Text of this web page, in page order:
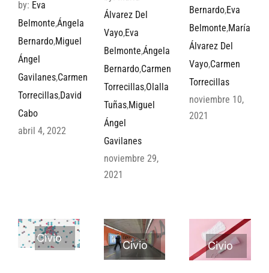
by: Eva
Belmonte,Ángela
Bernardo,Miguel
Ángel
Gavilanes,Carmen
Torrecillas,David
Cabo
abril 4, 2022
Álvarez Del
Vayo,Eva
Belmonte,Ángela
Bernardo,Carmen
Torrecillas,Olalla
Tuñas,Miguel
Ángel
Gavilanes
noviembre 29,
2021
Bernardo,Eva
Belmonte,María
Álvarez Del
Vayo,Carmen
Torrecillas
noviembre 10,
2021
Civio
Civio Civio